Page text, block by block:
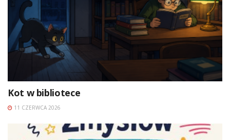
Kot w bibliotece
11 CZERWCA 2026